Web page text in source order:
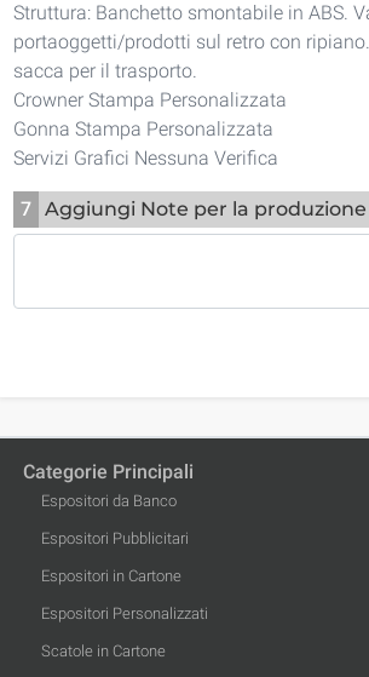
Struttura: Banchetto smontabile in ABS.
portaoggetti/prodotti sul retro con
sacca per il trasporto.
Crowner Stampa Personalizzata
Gonna Stampa Personalizzata
Servizi Grafici Nessuna Verifica
7 Aggiungi Note per la produzione
Categorie Principali
Espositori da Banco
Espositori Pubblicitari
Espositori in Cartone
Espositori Personalizzati
Scatole in Cartone